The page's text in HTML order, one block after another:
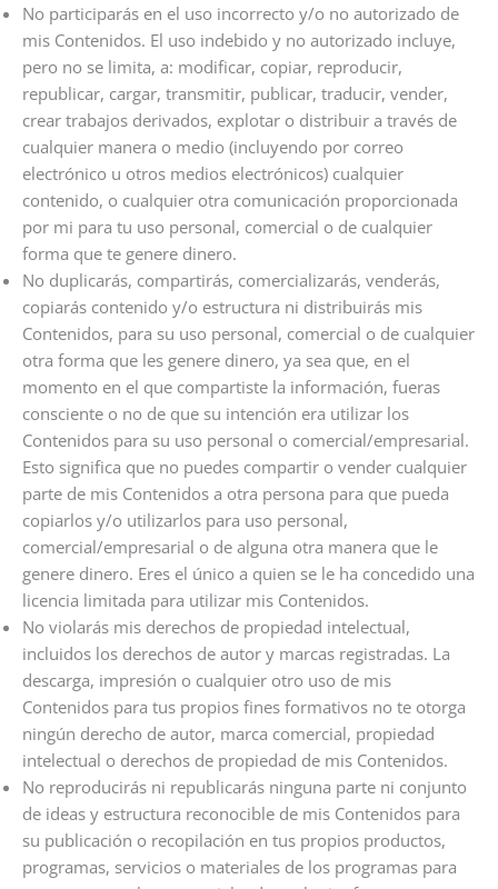
No participarás en el uso incorrecto y/o no autorizado de
mis Contenidos. El uso indebido y no autorizado incluye,
pero no se limita, a: modificar, copiar, reproducir,
republicar, cargar, transmitir, publicar, traducir, vender,
crear trabajos derivados, explotar o distribuir a través de
cualquier manera o medio (incluyendo por correo
electrónico u otros medios electrónicos) cualquier
contenido, o cualquier otra comunicación proporcionada
por mi para tu uso personal, comercial o de cualquier
forma que te genere dinero.
No duplicarás, compartirás, comercializarás, venderás,
copiarás contenido y/o estructura ni distribuirás mis
Contenidos, para su uso personal, comercial o de cualquier
otra forma que les genere dinero, ya sea que, en el
momento en el que compartiste la información, fueras
consciente o no de que su intención era utilizar los
Contenidos para su uso personal o comercial/empresarial.
Esto significa que no puedes compartir o vender cualquier
parte de mis Contenidos a otra persona para que pueda
copiarlos y/o utilizarlos para uso personal,
comercial/empresarial o de alguna otra manera que le
genere dinero. Eres el único a quien se le ha concedido una
licencia limitada para utilizar mis Contenidos.
No violarás mis derechos de propiedad intelectual,
incluidos los derechos de autor y marcas registradas. La
descarga, impresión o cualquier otro uso de mis
Contenidos para tus propios fines formativos no te otorga
ningún derecho de autor, marca comercial, propiedad
intelectual o derechos de propiedad de mis Contenidos.
No reproducirás ni republicarás ninguna parte ni conjunto
de ideas y estructura reconocible de mis Contenidos para
su publicación o recopilación en tus propios productos,
programas, servicios o materiales de los programas para